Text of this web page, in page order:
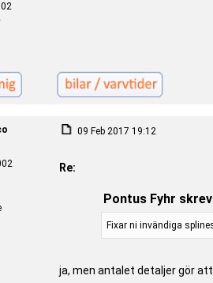
09 Feb 2017 19:12
Re:
Pontus Fyhr
Fixar ni invändiga
ja, men antalet detaljer gör